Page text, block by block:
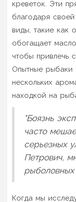
креветок. Эти
благодаря
виды, такие как
обогащает
чтобы привлечь
Опытные рыбаки
нескольких
находкой на
"Боязнь
часто
серьезных
Петрович,
рыболовных
Когда мы